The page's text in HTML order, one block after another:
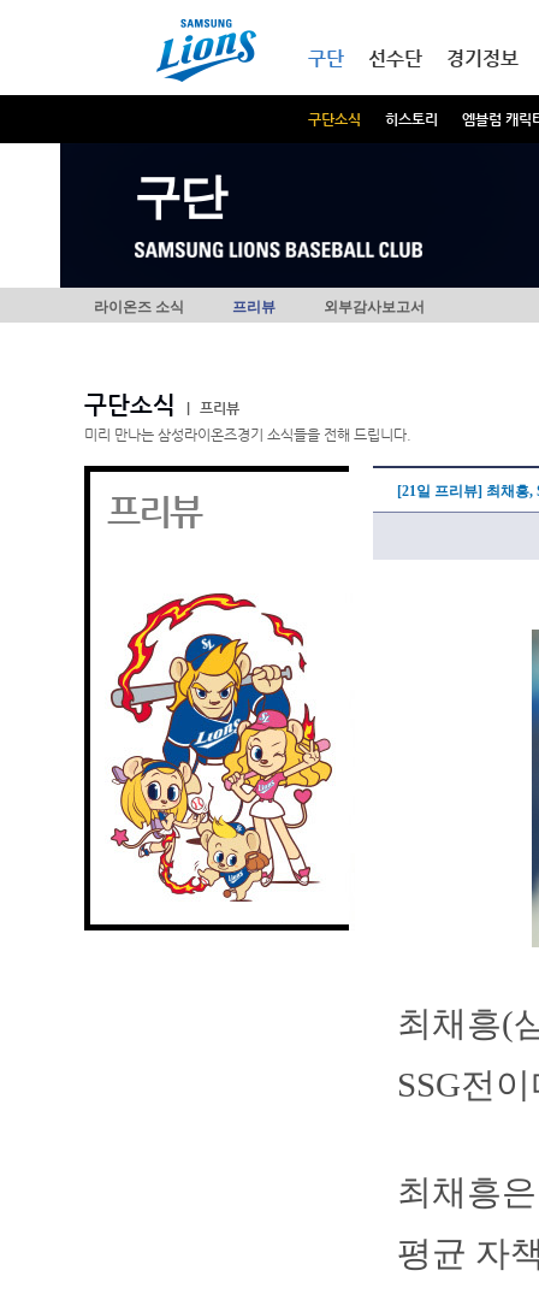
구단
구단소식 히스토리 엠블럼 캐릭
선수단 경기정보
구단
라이온즈 소식 프리뷰 외부감사보고서
구단소식
프리뷰
미리 만나는 삼성라이온즈경기 소식들을 전해 드립니다.
프리뷰 [21일 프리뷰] 최채흥
최채흥(
SSG전
최채흥
평균 자